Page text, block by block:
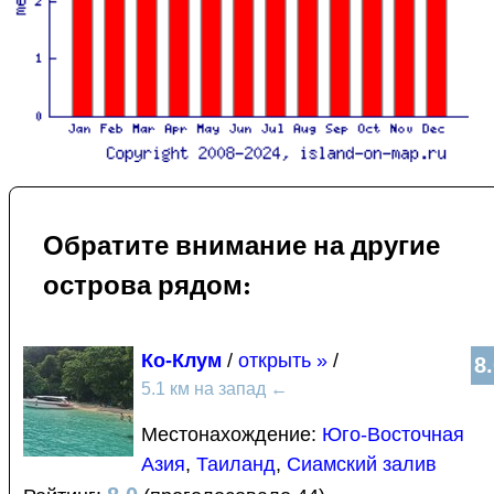
Обратите внимание на другие
острова рядом:
Ко-Клум / открыть » /
5.1 км на запад ←
Местонахождение: Юго-Восточная
Азия, Таиланд, Сиамский залив